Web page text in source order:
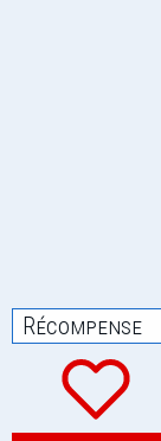
Récompense